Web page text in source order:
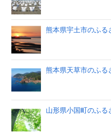
熊本県宇土市のふる
熊本県天草市のふる
山形県小国町のふる